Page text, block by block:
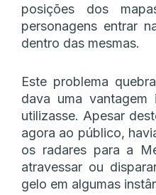
posições dos
personagens entrar
dentro das mesmas.
Este problema
dava uma
utilizasse. Apesar
agora ao público,
os radares para a
atravessar ou
gelo em algumas